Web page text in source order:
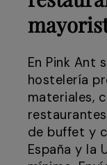
En Pink Ant
hostelería
materiales,
de buffet y
España y la